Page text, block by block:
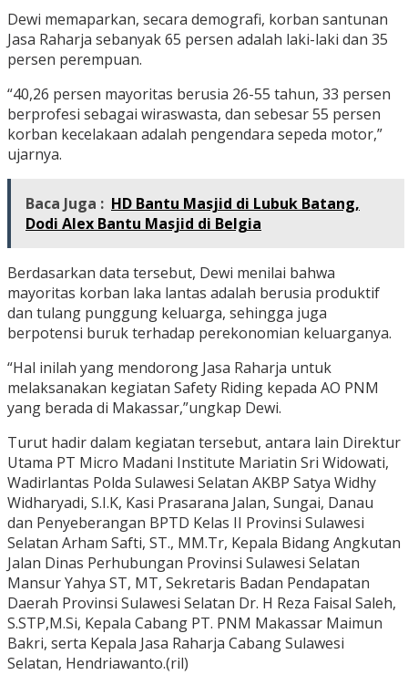
Dewi memaparkan, secara demografi, korban santunan
Jasa Raharja sebanyak 65 persen adalah laki-laki dan 35
persen perempuan.
“40,26 persen mayoritas berusia 26-55 tahun, 33 persen
berprofesi sebagai wiraswasta, dan sebesar 55 persen
korban kecelakaan adalah pengendara sepeda motor,”
ujarnya.
Baca Juga : HD Bantu Masjid di Lubuk Batang,
Dodi Alex Bantu Masjid di Belgia
Berdasarkan data tersebut, Dewi menilai bahwa
mayoritas korban laka lantas adalah berusia produktif
dan tulang punggung keluarga, sehingga juga
berpotensi buruk terhadap perekonomian keluarganya.
“Hal inilah yang mendorong Jasa Raharja untuk
melaksanakan kegiatan Safety Riding kepada AO PNM
yang berada di Makassar,”ungkap Dewi.
Turut hadir dalam kegiatan tersebut, antara lain Direktur
Utama PT Micro Madani Institute Mariatin Sri Widowati,
Wadirlantas Polda Sulawesi Selatan AKBP Satya Widhy
Widharyadi, S.I.K, Kasi Prasarana Jalan, Sungai, Danau
dan Penyeberangan BPTD Kelas II Provinsi Sulawesi
Selatan Arham Safti, ST., MM.Tr, Kepala Bidang Angkutan
Jalan Dinas Perhubungan Provinsi Sulawesi Selatan
Mansur Yahya ST, MT, Sekretaris Badan Pendapatan
Daerah Provinsi Sulawesi Selatan Dr. H Reza Faisal Saleh,
S.STP,M.Si, Kepala Cabang PT. PNM Makassar Maimun
Bakri, serta Kepala Jasa Raharja Cabang Sulawesi
Selatan, Hendriawanto.(ril)